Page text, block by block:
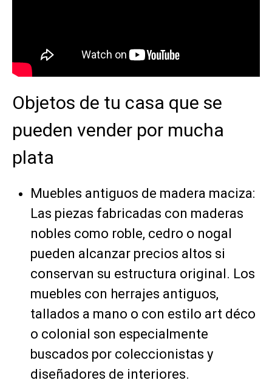
Objetos de tu casa que se
pueden vender por mucha
plata
Muebles antiguos de madera maciza:
Las piezas fabricadas con maderas
nobles como roble, cedro o nogal
pueden alcanzar precios altos si
conservan su estructura original. Los
muebles con herrajes antiguos,
tallados a mano o con estilo art déco
o colonial son especialmente
buscados por coleccionistas y
diseñadores de interiores.